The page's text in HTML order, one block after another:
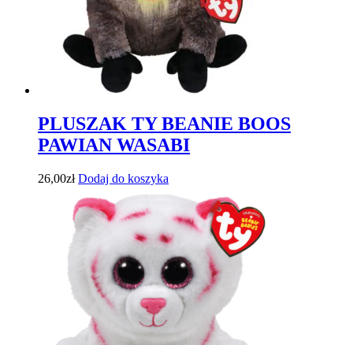
PLUSZAK TY BEANIE BOOS
PAWIAN WASABI
26,00zł Dodaj do koszyka